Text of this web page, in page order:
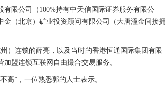
限公司（100%持有中天信国际证券服务有限公
（北京）矿业投资顾问有限公司（大唐潼金间接拥
）连锁的薛亮，以及当时的香港恒通国际集团有限
盟连锁互联网自由撮合交易服务。
高”，一位熟悉郭的人士表示。